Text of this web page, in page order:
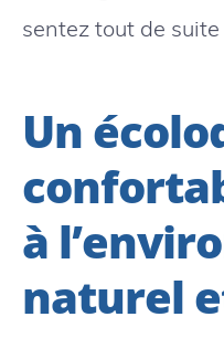
sentez tout de
Un
à
naturel